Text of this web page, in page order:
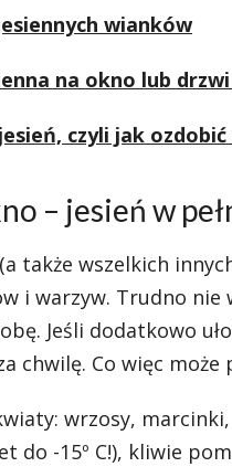
wianków
na okno lub
czyli jak
– jesień w
także wszelkich
i warzyw. Trudno nie
Jeśli dodatkowo
chwilę. Co więc może
wrzosy,
do -15º C!), kliwie